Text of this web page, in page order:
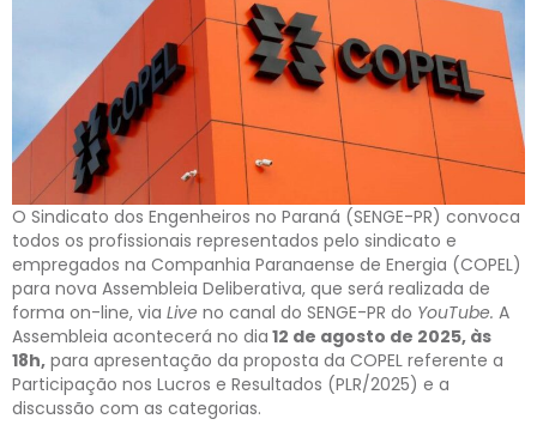
O Sindicato dos Engenheiros no Paraná (SENGE-PR) convoca
todos os profissionais representados pelo sindicato e
empregados na Companhia Paranaense de Energia (COPEL)
para nova Assembleia Deliberativa, que será realizada de
forma on-line, via Live no canal do SENGE-PR do YouTube. A
Assembleia acontecerá no dia 12 de agosto de 2025, às
18h, para apresentação da proposta da COPEL referente a
Participação nos Lucros e Resultados (PLR/2025) e a
discussão com as categorias.